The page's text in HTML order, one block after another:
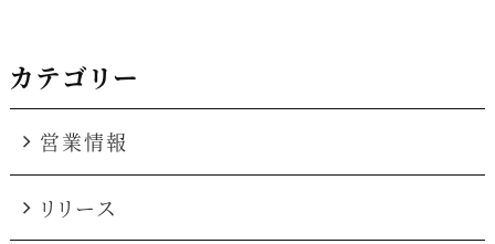
カテゴリー
営業情報
リリース